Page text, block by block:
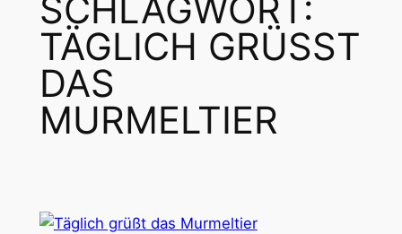
SCHLAGWORT:
TÄGLICH GRÜSST D
AS M
URMELTIER